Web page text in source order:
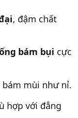
, đậm chất
bám bụi cực
bám mùi như nỉ.
hợp với đẳng